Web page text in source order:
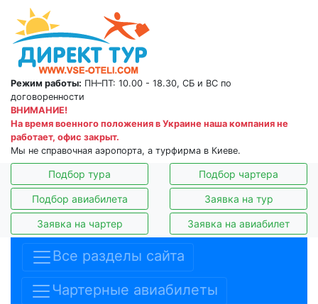
Режим работы: ПН–ПТ: 10.00 - 18.30, СБ и ВС по
договоренности
ВНИМАНИЕ!
На время военного положения в Украине наша компания не
работает, офис закрыт.
Мы не справочная аэропорта, а турфирма в Киеве.
Подбор тура Подбор чартера
Подбор авиабилета Заявка на тур
Заявка на чартер Заявка на авиабилет
Все разделы сайта
Чартерные авиабилеты